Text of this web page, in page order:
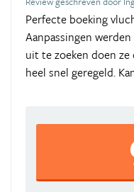
Perfecte boeking
Aanpassingen
uit te zoeken doen ze
heel snel geregeld.